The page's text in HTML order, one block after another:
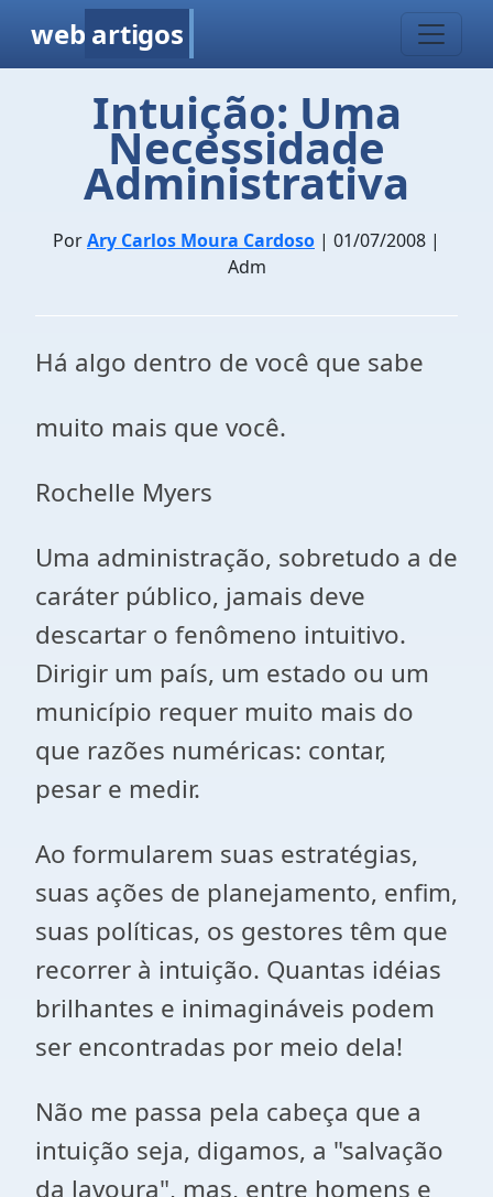
web artigos
Intuição: Uma
Necessidade
Administrativa
PorAry Carlos Moura Cardoso | 01/07/2008 |
Adm
Há algo dentro de você que sabe
muito mais que você.
Rochelle Myers
Uma administração, sobretudo a de
caráter público, jamais deve
descartar o fenômeno intuitivo.
Dirigir um país, um estado ou um
município requer muito mais do
que razões numéricas: contar,
pesar e medir.
Ao formularem suas estratégias,
suas ações de planejamento, enfim,
suas políticas, os gestores têm que
recorrer à intuição. Quantas idéias
brilhantes e inimagináveis podem
ser encontradas por meio dela!
Não me passa pela cabeça que a
intuição seja, digamos, a "salvação
da lavoura", mas, entre homens e